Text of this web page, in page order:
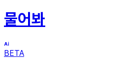
물어봐
BETA